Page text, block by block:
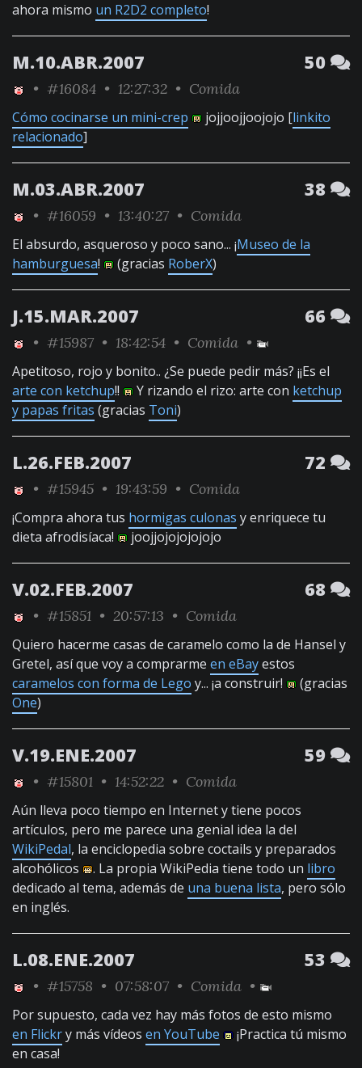
ahora mismo un R2D2 completo!
M.10.ABR.2007 50
• #16084 • 12:27:32 • Comida
Cómo cocinarse un mini-crep jojjoojjoojojo [linkito
relacionado]
M.03.ABR.2007 38
• #16059 • 13:40:27 • Comida
El absurdo, asqueroso y poco sano... ¡Museo de la
hamburguesa! (gracias RoberX)
J.15.MAR.2007 66
• #15987 • 18:42:54 • Comida •
Apetitoso, rojo y bonito.. ¿Se puede pedir más? ¡¡Es el
arte con ketchup!! Y rizando el rizo: arte con ketchup
y papas fritas (gracias Toni)
L.26.FEB.2007 72
• #15945 • 19:43:59 • Comida
¡Compra ahora tus hormigas culonas y enriquece tu
dieta afrodisíaca!
joojjojojojojojo
V.02.FEB.2007 68
• #15851 • 20:57:13 • Comida
Quiero hacerme casas de caramelo como la de Hansel y
Gretel, así que voy a comprarme en eBayestos
caramelos con forma de Lego y... ¡a construir!
(gracias
One)
V.19.ENE.2007 59
• #15801 • 14:52:22 • Comida
Aún lleva poco tiempo en Internet y tiene pocos
artículos, pero me parece una genial idea la del
WikiPedal, la enciclopedia sobre coctails y preparados
alcohólicos
. La propia WikiPedia tiene todo un libro
dedicado al tema, además de una buena lista, pero sólo
en inglés.
L.08.ENE.2007 53
• #15758 • 07:58:07 • Comida •
Por supuesto, cada vez hay más fotos de esto mismo
en Flickry más vídeos en YouTube
¡Practica tú mismo
en casa!